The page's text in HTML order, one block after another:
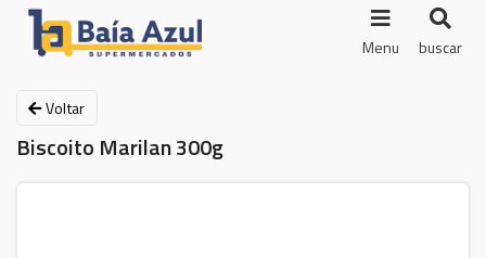
Menu buscar
Voltar
Biscoito Marilan 300g